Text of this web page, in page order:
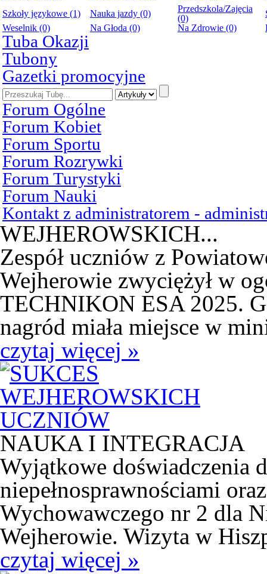
Szkoły językowe (1)
Nauka jazdy (0)
Przedszkola/Zajęcia
(0)
Weselnik (0)
Na Głoda (0) Na Zdrowie (0)
Tuba Okazji
Tubony
Gazetki promocyjne
Forum Ogólne
Forum Kobiet
Forum Sportu
Forum Rozrywki
Forum Turystyki
Forum Nauki
Kontakt z administratorem -
WEJHEROWSKICH...
Zespół uczniów z
Wejherowie zwyciężył w
TECHNIKON ESA 2025.
nagród miała miejsce w
czytaj więcej »
NAUKA I INTEGRACJA
Wyjątkowe doświadczenia
niepełnosprawnościami
Wychowawczego nr 2 dla
Wejherowie. Wizyta w
czytaj więcej »